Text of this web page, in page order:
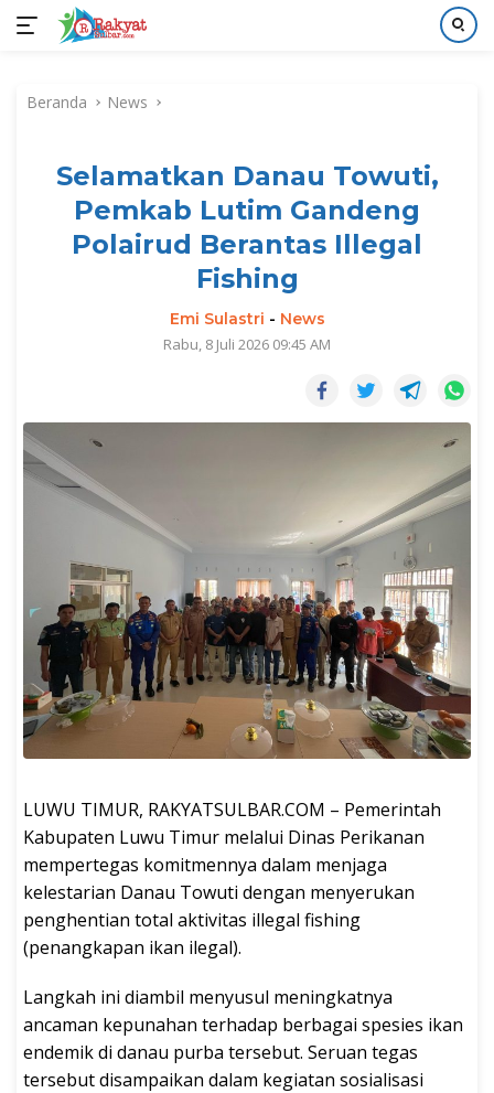
kontenBeranda News
Selamatkan Danau Towuti,
Pemkab Lutim Gandeng
Polairud Berantas Illegal
Fishing
Emi Sulastri - News
Rabu, 8 Juli 2026 09:45 AM
LUWU TIMUR, RAKYATSULBAR.COM – ‎Pemerintah
Kabupaten Luwu Timur melalui Dinas Perikanan
mempertegas komitmennya dalam menjaga
kelestarian Danau Towuti dengan menyerukan
penghentian total aktivitas illegal fishing
(penangkapan ikan ilegal).
Langkah ini diambil menyusul meningkatnya
ancaman kepunahan terhadap berbagai spesies ikan
endemik di danau purba tersebut. Seruan tegas
tersebut disampaikan dalam kegiatan sosialisasi